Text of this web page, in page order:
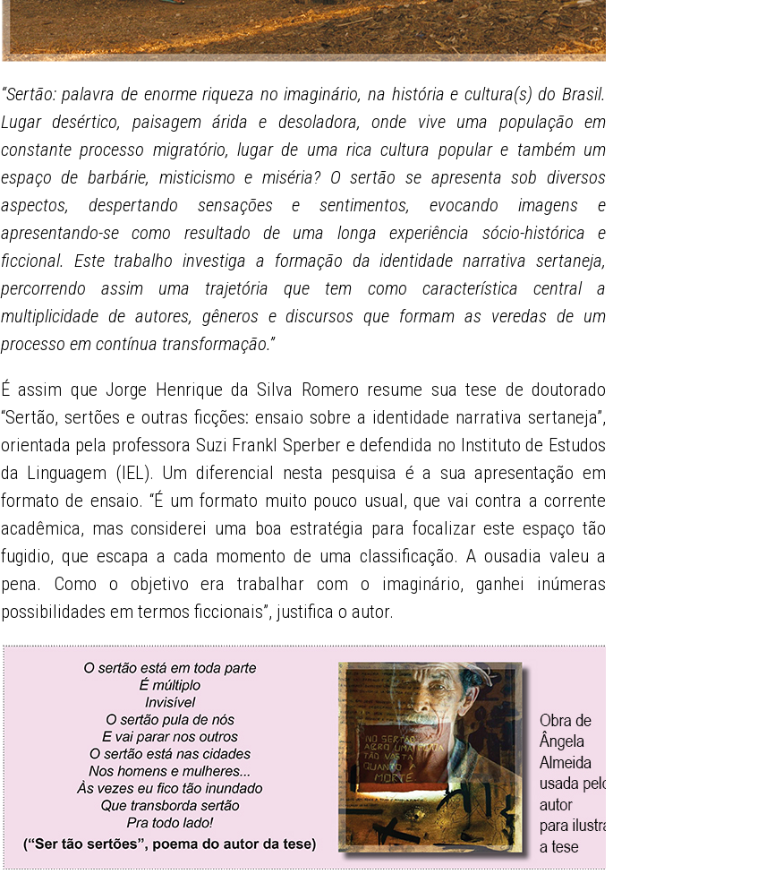
“Sertão: palavra de enorme riqueza no imaginário, na história e cultura(s) do Brasil.
Lugar desértico, paisagem árida e desoladora, onde vive uma população em
constante processo migratório, lugar de uma rica cultura popular e também um
espaço de barbárie, misticismo e miséria? O sertão se apresenta sob diversos
aspectos, despertando sensações e sentimentos, evocando imagens e
apresentando-se como resultado de uma longa experiência sócio-histórica e
ficcional. Este trabalho investiga a formação da identidade narrativa sertaneja,
percorrendo assim uma trajetória que tem como característica central a
multiplicidade de autores, gêneros e discursos que formam as veredas de um
processo em contínua transformação.”
É assim que Jorge Henrique da Silva Romero resume sua tese de doutorado
“Sertão, sertões e outras ficções: ensaio sobre a identidade narrativa sertaneja”,
orientada pela professora Suzi Frankl Sperber e defendida no Instituto de Estudos
da Linguagem (IEL). Um diferencial nesta pesquisa é a sua apresentação em
formato de ensaio. “É um formato muito pouco usual, que vai contra a corrente
acadêmica, mas considerei uma boa estratégia para focalizar este espaço tão
fugidio, que escapa a cada momento de uma classificação. A ousadia valeu a
pena. Como o objetivo era trabalhar com o imaginário, ganhei inúmeras
possibilidades em termos ficcionais”, justifica o autor.